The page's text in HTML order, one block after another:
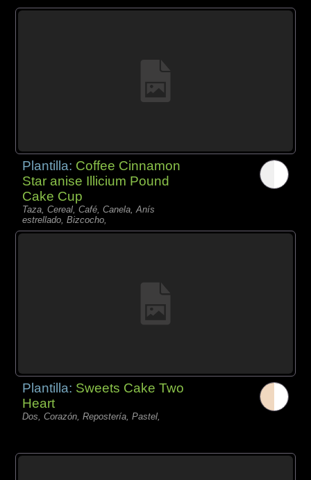
Plantilla: Coffee Cinnamon
Star anise Illicium Pound
Cake Cup
Taza, Cereal, Café, Canela, Anís
estrellado, Bizcocho,
Plantilla: Sweets Cake Two
Heart
Dos, Corazón, Repostería, Pastel,